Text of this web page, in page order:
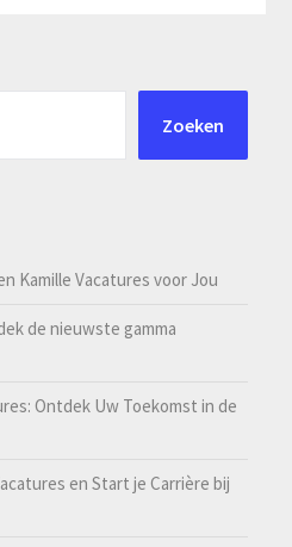
Zoeken
Kamille Vacatures voor Jou
de nieuwste gamma
Ontdek Uw Toekomst in de
en Start je Carrière bij